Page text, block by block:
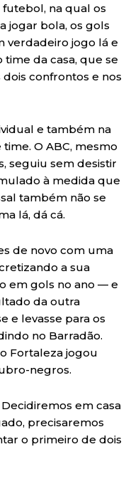
na qual os
jogar bola, os gols
verdadeiro jogo lá e
da casa, que se
confrontos e nos
e também na
O ABC, mesmo
seguiu sem desistir
à medida que
também não se
lá, dá cá.
de novo com uma
a sua
em gols no ano — e
da outra
e levasse para os
no Barradão.
Fortaleza jogou
negros.
em casa
precisaremos
o primeiro de dois